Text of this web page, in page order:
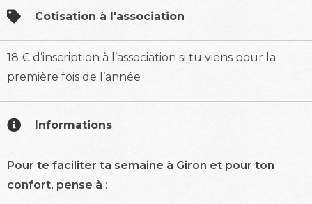
Cotisation à l'association
18 € d’inscription à l’association si tu viens pour la
première fois de l’année
Informations
Pour te faciliter ta semaine à Giron et pour ton
confort, pense à :